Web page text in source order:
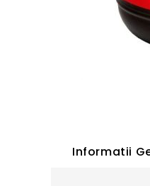
Informatii